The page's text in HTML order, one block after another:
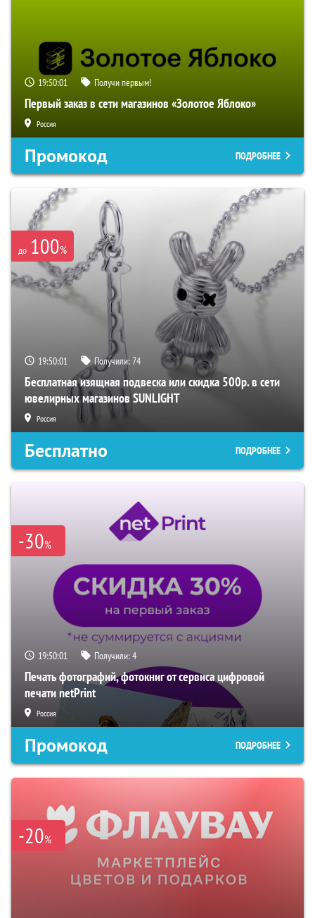
19:50:00 Получи первым!
Первый заказ в сети магазинов «Золотое Яблоко»
Россия
Промокод ПОДРОБНЕЕ
до 100%
19:50:00 Получили:74
Бесплатная изящная подвеска или скидка 500р. в сети
ювелирных магазинов SUNLIGHT
Россия
Бесплатно ПОДРОБНЕЕ
-30%
19:50:00 Получили:4
Печать фотографий, фотокниг от сервиса цифровой
печати netPrint
Россия
Промокод ПОДРОБНЕЕ
-20%